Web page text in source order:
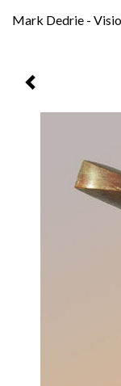
Mark Dedrie -